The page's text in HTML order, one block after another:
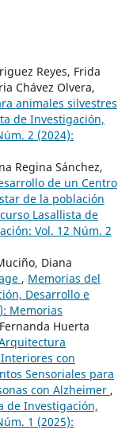
Reyes, Frida
Chávez Olvera,
animales silvestres
de Investigación,
2 (2024):
Regina Sánchez,
de un Centro
de la población
Lasallista de
Vol. 12 Núm. 2
Diana
, Memorias del
Desarrollo e
Memorias
Huerta
con
Sensoriales para
con Alzheimer ,
de Investigación,
1 (2025):